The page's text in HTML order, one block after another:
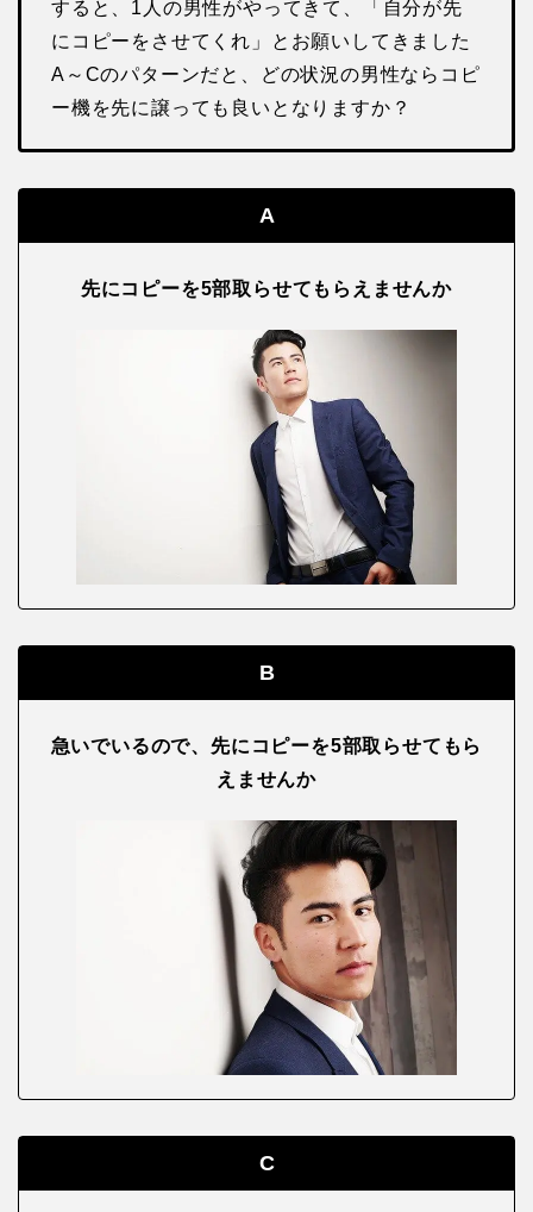
すると、1人の男性がやってきて、「自分が先
にコピーをさせてくれ」とお願いしてきました
A～Cのパターンだと、どの状況の男性ならコピ
ー機を先に譲っても良いとなりますか？
A
先にコピーを5部取らせてもらえませんか
B
急いでいるので、先にコピーを5部取らせてもら
えませんか
C